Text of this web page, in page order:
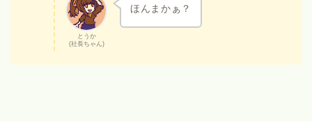
とうか
(社長ちゃん)
ほんまかぁ？